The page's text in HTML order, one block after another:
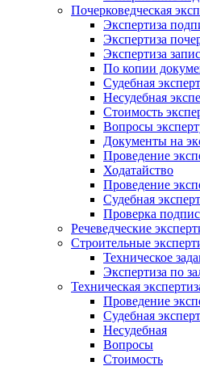
Почерковедческая
Экспертиза
Экспертиза
Экспертиза
По копии
Судебная
Несудебная
Стоимость
Вопросы
Документы на
Проведение
Ходатайство
Проведение
Судебная
Проверка
Речеведческие
Строительные
Техническое
Экспертиза по
Техническая
Проведение
Судебная
Несудебная
Вопросы
Стоимость